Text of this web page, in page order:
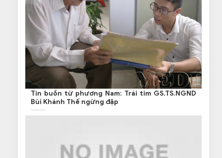
Tin buồn từ phương Nam: Trái tim GS.TS.NGND
Bùi Khánh Thế ngừng đập